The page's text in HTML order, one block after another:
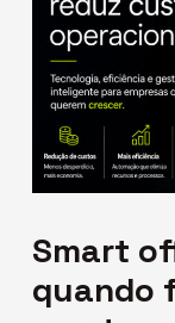
Smart
quando